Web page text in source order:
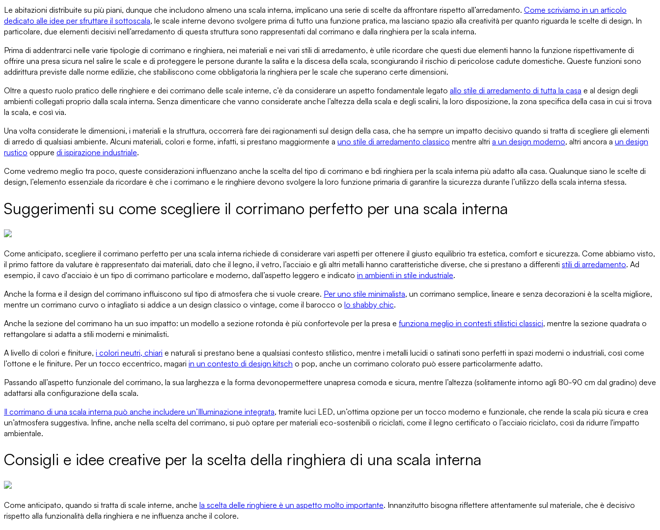
Le abitazioni distribuite su più piani, dunque che includono almeno una scala interna, implicano una serie di scelte da affrontare rispetto all’arredamento. Come scriviamo in un articolo
dedicato alle idee per sfruttare il sottoscala, le scale interne devono svolgere prima di tutto una funzione pratica, ma lasciano spazio alla creatività per quanto riguarda le scelte di design. In
particolare, due elementi decisivi nell’arredamento di questa struttura sono rappresentati dal corrimano e dalla ringhiera per la scala interna.
Prima di addentrarci nelle varie tipologie di corrimano e ringhiera, nei materiali e nei vari stili di arredamento, è utile ricordare che questi due elementi hanno la funzione rispettivamente di
offrire una presa sicura nel salire le scale e di proteggere le persone durante la salita e la discesa della scala, scongiurando il rischio di pericolose cadute domestiche. Queste funzioni sono
addirittura previste dalle norme edilizie, che stabiliscono come obbligatoria la ringhiera per le scale che superano certe dimensioni.
Oltre a questo ruolo pratico delle ringhiere e dei corrimano delle scale interne, c’è da considerare un aspetto fondamentale legato allo stile di arredamento di tutta la casa e al design degli
ambienti collegati proprio dalla scala interna. Senza dimenticare che vanno considerate anche l’altezza della scala e degli scalini, la loro disposizione, la zona specifica della casa in cui si trova
la scala, e così via.
Una volta considerate le dimensioni, i materiali e la struttura, occorrerà fare dei ragionamenti sul design della casa, che ha sempre un impatto decisivo quando si tratta di scegliere gli elementi
di arredo di qualsiasi ambiente. Alcuni materiali, colori e forme, infatti, si prestano maggiormente a uno stile di arredamento classico mentre altri a un design moderno, altri ancora a un design
rustico oppure di ispirazione industriale.
Come vedremo meglio tra poco, queste considerazioni influenzano anche la scelta del tipo di corrimano e bdi ringhiera per la scala interna più adatto alla casa. Qualunque siano le scelte di
design, l’elemento essenziale da ricordare è che i corrimano e le ringhiere devono svolgere la loro funzione primaria di garantire la sicurezza durante l’utilizzo della scala interna stessa.
Suggerimenti su come scegliere il corrimano perfetto per una scala interna
Come anticipato, scegliere il corrimano perfetto per una scala interna richiede di considerare vari aspetti per ottenere il giusto equilibrio tra estetica, comfort e sicurezza. Come abbiamo visto,
il primo fattore da valutare è rappresentato dai materiali, dato che il legno, il vetro, l’acciaio e gli altri metalli hanno caratteristiche diverse, che si prestano a differenti stili di arredamento. Ad
esempio, il cavo d'acciaio è un tipo di corrimano particolare e moderno, dall’aspetto leggero e indicato in ambienti in stile industriale.
Anche la forma e il design del corrimano influiscono sul tipo di atmosfera che si vuole creare. Per uno stile minimalista, un corrimano semplice, lineare e senza decorazioni è la scelta migliore,
mentre un corrimano curvo o intagliato si addice a un design classico o vintage, come il barocco o lo shabby chic.
Anche la sezione del corrimano ha un suo impatto: un modello a sezione rotonda è più confortevole per la presa e funziona meglio in contesti stilistici classici, mentre la sezione quadrata o
rettangolare si adatta a stili moderni e minimalisti.
A livello di colori e finiture, i colori neutri, chiari e naturali si prestano bene a qualsiasi contesto stilistico, mentre i metalli lucidi o satinati sono perfetti in spazi moderni o industriali, così come
l’ottone e le finiture. Per un tocco eccentrico, magari in un contesto di design kitsch o pop, anche un corrimano colorato può essere particolarmente adatto.
Passando all’aspetto funzionale del corrimano, la sua larghezza e la forma devonopermettere unapresa comoda e sicura, mentre l’altezza (solitamente intorno agli 80-90 cm dal gradino) deve
adattarsi alla configurazione della scala.
Il corrimano di una scala interna può anche includere un’Illuminazione integrata, tramite luci LED, un’ottima opzione per un tocco moderno e funzionale, che rende la scala più sicura e crea
un’atmosfera suggestiva. Infine, anche nella scelta del corrimano, si può optare per materiali eco-sostenibili o riciclati, come il legno certificato o l’acciaio riciclato, così da ridurre l'impatto
ambientale.
Consigli e idee creative per la scelta della ringhiera di una scala interna
Come anticipato, quando si tratta di scale interne, anche la scelta delle ringhiere è un aspetto molto importante. Innanzitutto bisogna riflettere attentamente sul materiale, che è decisivo
rispetto alla funzionalità della ringhiera e ne influenza anche il colore.